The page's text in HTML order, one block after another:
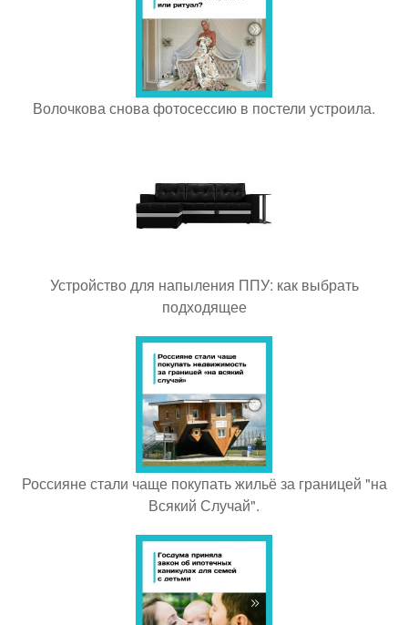
Волочкова снова фотосессию в постели устроила.
Устройство для напыления ППУ: как выбрать
подходящее
Россияне стали чаще покупать жильё за границей "на
Всякий Случай".